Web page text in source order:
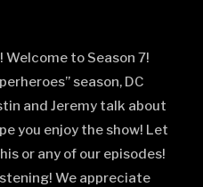
Welcome to Season 7!
season, DC
and Jeremy talk about
you enjoy the show! Let
or any of our episodes!
We appreciate